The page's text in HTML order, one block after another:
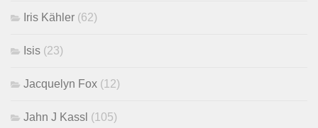
Iris Kähler (62)
Isis (23)
Jacquelyn Fox (12)
Jahn J Kassl (105)